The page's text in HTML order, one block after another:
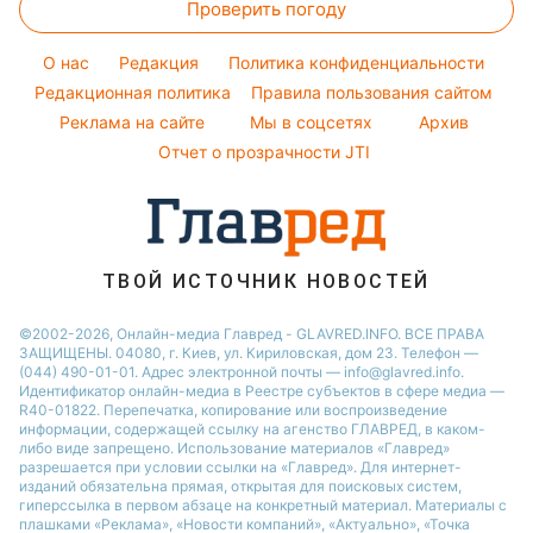
Потап
Советы от Андре Тана
Новости Сум
Новости Днепра
Новости Черкассы
Новости Тернополя
Новости Житомира
Новости Запорожья
Тесты по картинке
Оптические иллюзии
Народные приметы
Все о шоу-бизнесе
Проверить погоду
O нас Редакция
Политика конфиденциальности
Редакционная политика
Правила пользования сайтом
Реклама на сайте
Мы в соцсетях
Архив
Отчет о прозрачности JTI
ТВОЙ ИСТОЧНИК НОВОСТЕЙ
©2002-2026, Онлайн-медиа Главред - GLAVRED.INFO. ВСЕ ПРАВА
ЗАЩИЩЕНЫ. 04080, г. Киев, ул. Кириловская, дом 23. Телефон —
(044) 490-01-01. Адрес электронной почты — info@glavred.info.
Идентификатор онлайн-медиа в Реестре cубъектов в сфере медиа —
R40-01822. Перепечатка, копирование или воспроизведение
информации, содержащей ссылку на агенство ГЛАВРЕД, в каком-
либо виде запрещено. Использование материалов «Главред»
разрешается при условии ссылки на «Главред». Для интернет-
изданий обязательна прямая, открытая для поисковых систем,
гиперссылка в первом абзаце на конкретный материал. Материалы с
плашками «Реклама», «Новости компаний», «Актуально», «Точка